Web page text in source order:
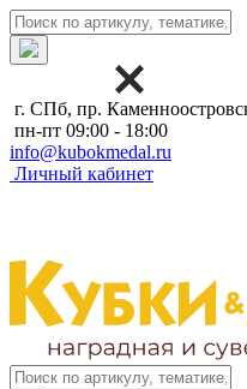
г. СПб, пр.
пн-пт 09:00 - 18:00
info@kubokmedal.ru
Личный кабинет